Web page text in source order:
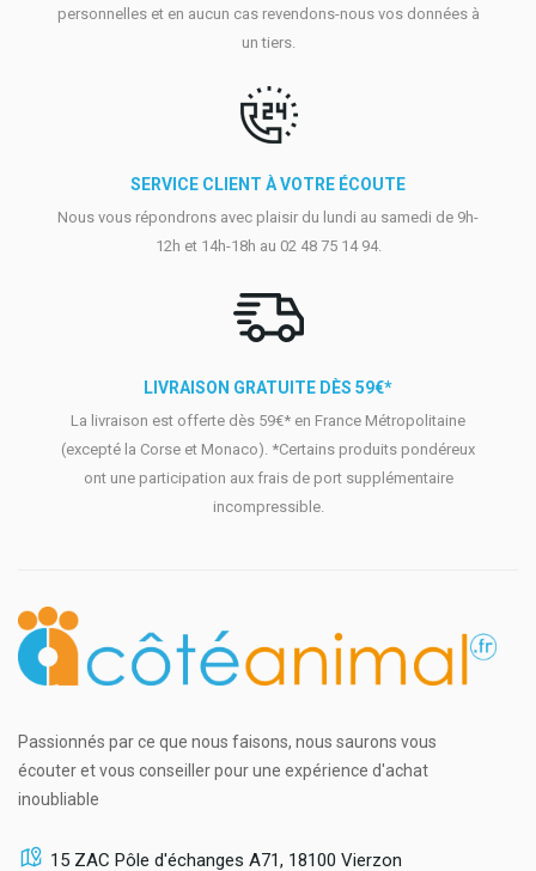
personnelles et en aucun cas revendons-nous vos données à
un tiers.
SERVICE CLIENT À VOTRE ÉCOUTE
Nous vous répondrons avec plaisir du lundi au samedi de 9h-
12h et 14h-18h au 02 48 75 14 94.
LIVRAISON GRATUITE DÈS 59€*
La livraison est offerte dès 59€* en France Métropolitaine
(excepté la Corse et Monaco). *Certains produits pondéreux
ont une participation aux frais de port supplémentaire
incompressible.
Passionnés par ce que nous faisons, nous saurons vous
écouter et vous conseiller pour une expérience d'achat
inoubliable
15 ZAC Pôle d'échanges A71, 18100 Vierzon